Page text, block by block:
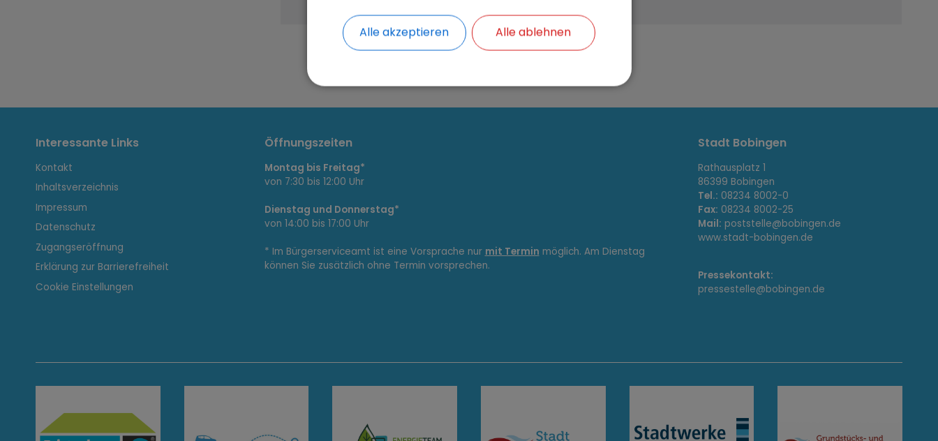
I
n
t
e
r
Interessante Links
Kontakt
Inhaltsverzeichnis
Impressum
Datenschutz
Zugangseröffnung
Erklärung zur Barrierefreiheit
Cookie Einstellungen
Öffnungszeiten
Montag bis Freitag*
von 7:30 bis 12:00 Uhr
Dienstag und Donnerstag*
von 14:00 bis 17:00 Uhr
* Im Bürgerserviceamt ist eine Vorsprache nur mit Termin möglich. Am Dienstag
können Sie zusätzlich ohne Termin vorsprechen.
Stadt Bobingen
Rathausplatz 1
86399 Bobingen
Tel.: 08234 8002-0
Fax: 08234 8002-25
Mail: poststelle@bobingen.de
www.stadt-bobingen.de
Pressekontakt:
pressestelle@bobingen.de
Alle akzeptieren Alle ablehnen